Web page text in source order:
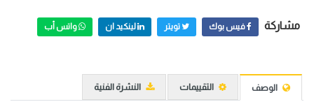
مشاركة فيس بوك تويتر لينكيد ان واتس أب
الوصف التقييمات النشرة الفنية